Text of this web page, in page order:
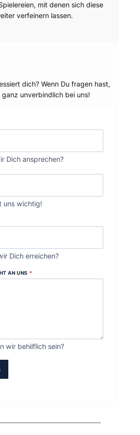
mit denen sich diese
verfeinern lassen.
dich? Wenn Du fragen hast,
unverbindlich bei uns!
Dich ansprechen?
uns wichtig!
Dich erreichen?
AN UNS *
wir behilflich sein?